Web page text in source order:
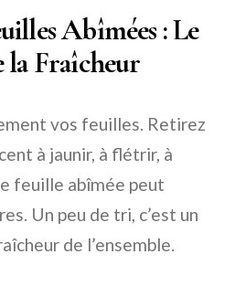
Abîmées : Le
la Fraîcheur
vos feuilles. Retirez
à jaunir, à flétrir, à
feuille abîmée peut
Un peu de tri, c’est un
de l’ensemble.